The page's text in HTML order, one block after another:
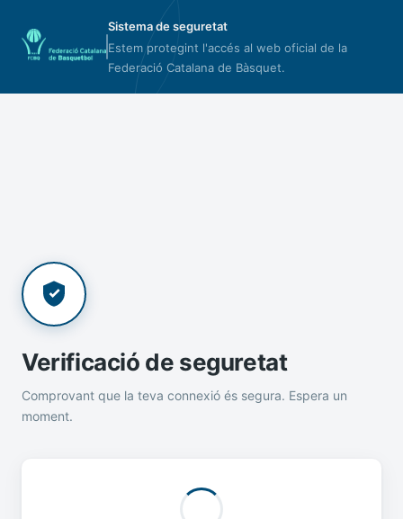
Sistema de seguretat
Estem protegint l'accés al web oficial de la
Federació Catalana de Bàsquet.
Verificació de seguretat
Comprovant que la teva connexió és segura. Espera un
moment.